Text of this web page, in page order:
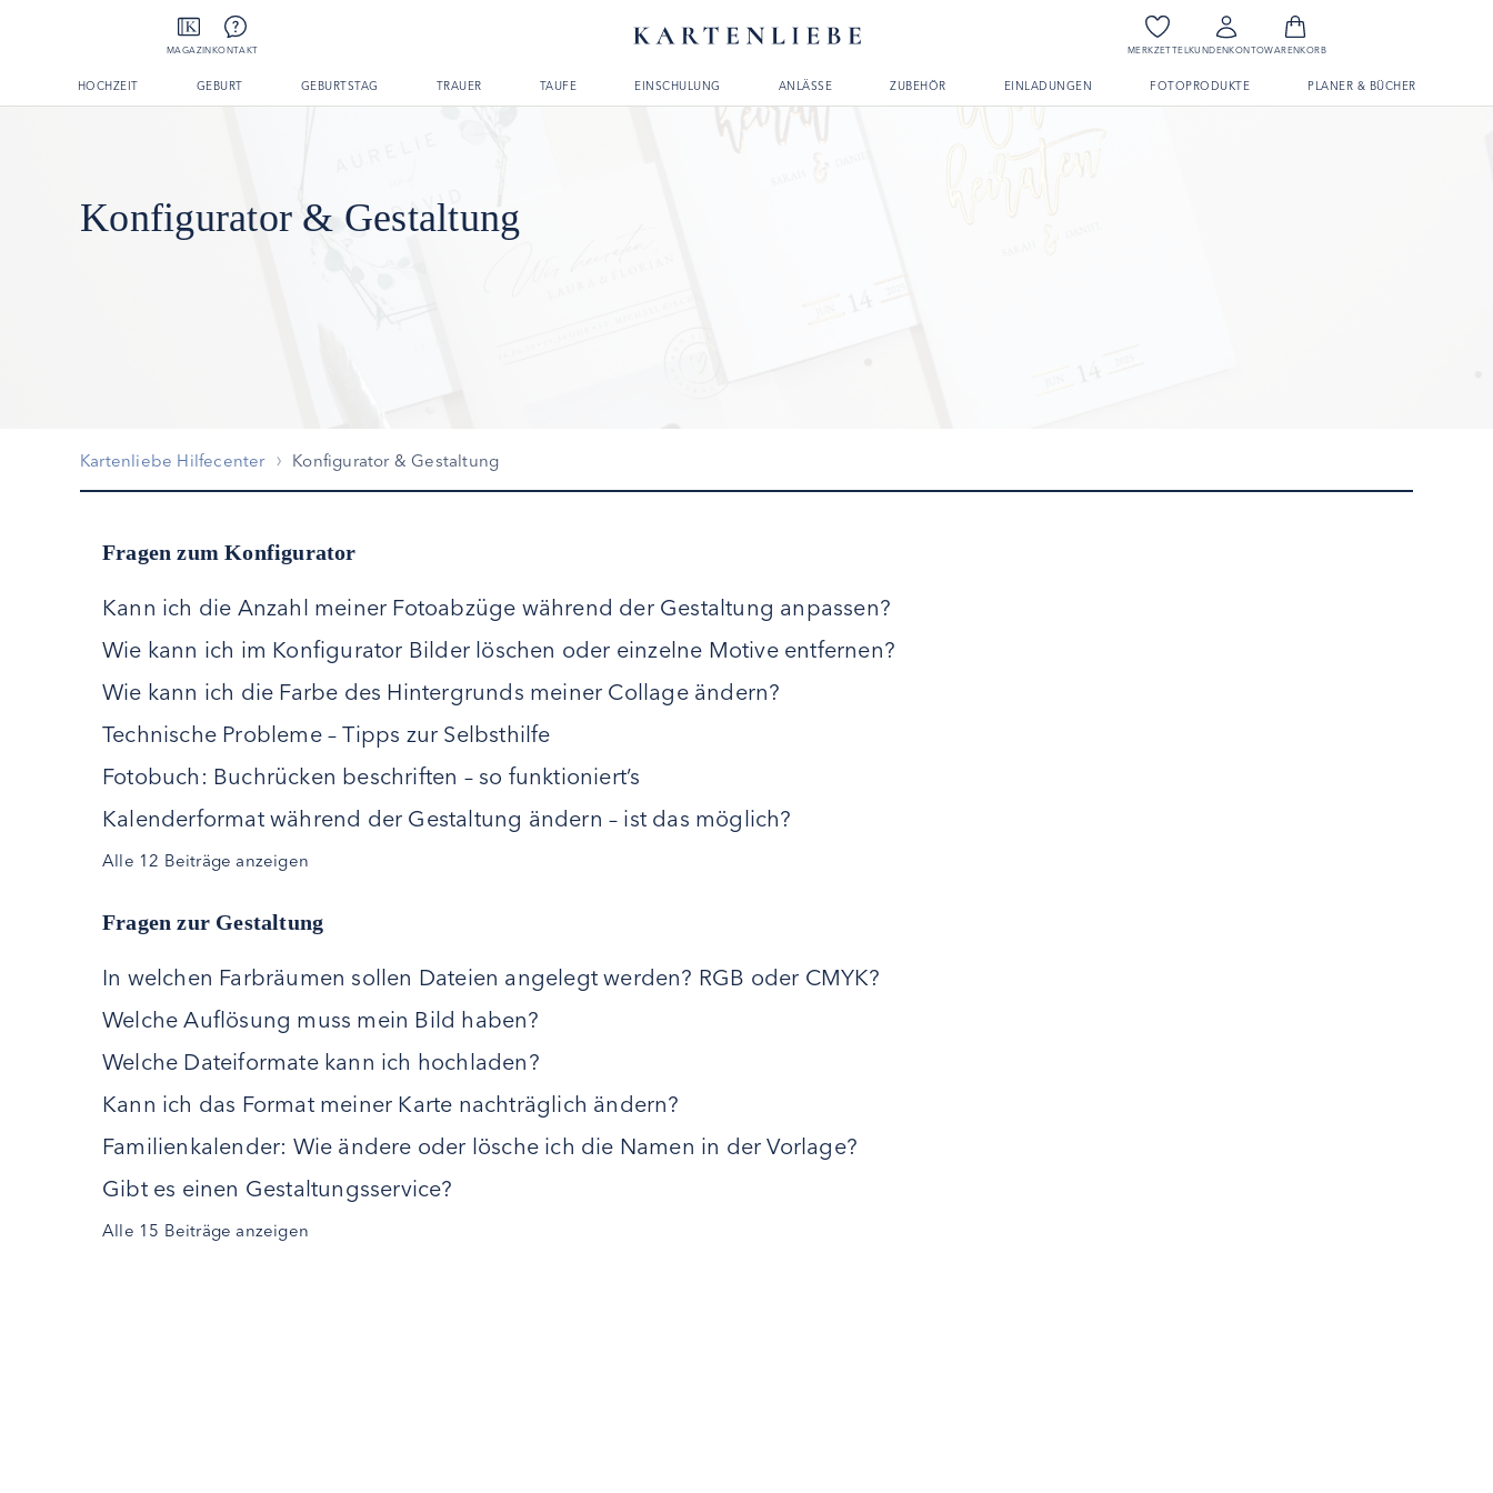
MAGAZINKONTAKT MERKZETTELKUNDENKONTOWARENKORB
HOCHZEIT GEBURT GEBURTSTAG TRAUER TAUFE EINSCHULUNG ANLÄSSE ZUBEHÖR EINLADUNGEN FOTOPRODUKTE PLANER & BÜCHER
Konfigurator & Gestaltung
Kartenliebe Hilfecenter Konfigurator & Gestaltung
Fragen zum Konfigurator
Kann ich die Anzahl meiner Fotoabzüge während der Gestaltung anpassen?
Wie kann ich im Konfigurator Bilder löschen oder einzelne Motive entfernen?
Wie kann ich die Farbe des Hintergrunds meiner Collage ändern?
Technische Probleme – Tipps zur Selbsthilfe
Fotobuch: Buchrücken beschriften – so funktioniert’s
Kalenderformat während der Gestaltung ändern – ist das möglich?
Alle 12 Beiträge anzeigen
Fragen zur Gestaltung
In welchen Farbräumen sollen Dateien angelegt werden? RGB oder CMYK?
Welche Auflösung muss mein Bild haben?
Welche Dateiformate kann ich hochladen?
Kann ich das Format meiner Karte nachträglich ändern?
Familienkalender: Wie ändere oder lösche ich die Namen in der Vorlage?
Gibt es einen Gestaltungsservice?
Alle 15 Beiträge anzeigen